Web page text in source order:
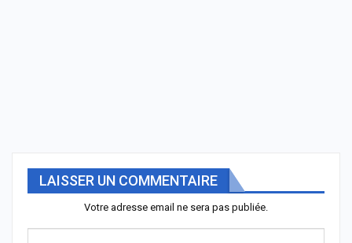
LAISSER UN COMMENTAIRE
Votre adresse email ne sera pas publiée.